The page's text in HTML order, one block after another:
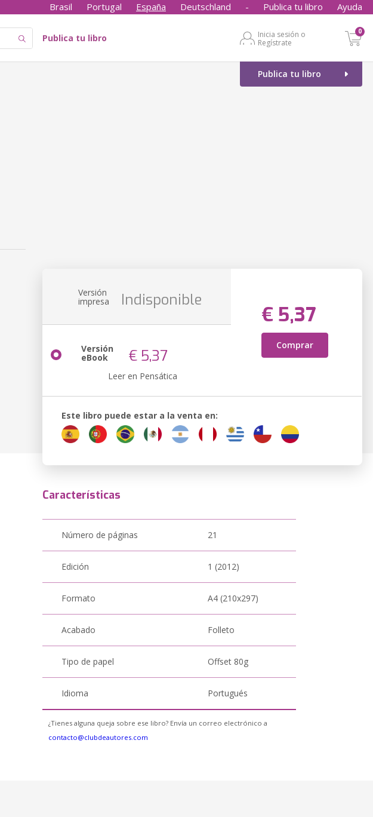
Brasil Portugal España Deutschland - Publica tu libro Ayuda
Publica tu libro
Inicia sesión o
Regístrate
0
Publica tu libro
Versión
impresa Indisponible
€ 5,37
Comprar
Versión
eBook € 5,37
Leer en Pensática
Este libro puede estar a la venta en:
Características
Número de páginas 21
Edición 1 (2012)
Formato A4 (210x297)
Acabado Folleto
Tipo de papel Offset 80g
Idioma Portugués
¿Tienes alguna queja sobre ese libro? Envía un correo electrónico a
contacto@clubdeautores.com